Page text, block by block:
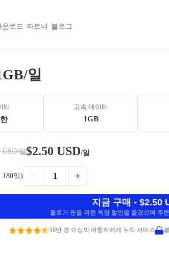
운로드 파트너 블로그
일
터 고속 데이터
1GB
USD/일$2.50 USD/일
일) − 1 +
지금 구매 - $2.50
블로거 팬을 위한 독점 할인을 즐겼으며 주
10만 명 이상의 여행자에게 누적 서비스